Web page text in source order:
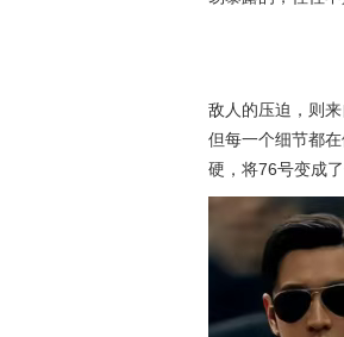
敌人的压迫，则
但每一个细节都
硬，将76号变成